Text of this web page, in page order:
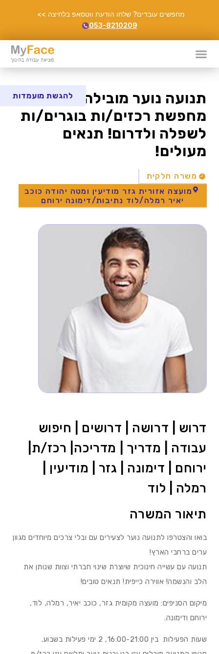
מחפשים עובדים? שלחו הודעת ווטסאפ בלחיצה >>
053-8210209
תנועה נוער מובילה בתחומה,
מחפשת רכזים/ות בוגרים/ות
לשפלה ולדרום! תנאים
מעולים!
משרה חלקית
מועצה אזורית גזר מודיעין ומטה יהודה כוכב
יאיר רמלה/לוד נתיבות/דימונה ירוחם
להגשת מועמדות
דרוש | דרושה | דרושים | חיפוש
עבודה | מדריך | מדריכה| רכז/ת|
ירוחם | דימונה | גזר | מודיעין |
רמלה | לוד
תיאור המשרה
בואו והצטרפו לתנועה נוער לצעירים עם ובלי צרכים מיוחדים מגוון
ערים ברחבי הארץ!
תנועה עם עשייה חינוכית שיוצרת שינוי חברתי וצוות שנותן את
הלב והנשמה! אווירה כייפית! תנאים טובים!
מיקום הסניפים: מועצה מקומית גזר, כוכב יאיר, רמלה, לוד,
ירוחם ודימונה.
שעות הפעילות בין 16:00-21:00, 2 ימי פעילות בשבוע.